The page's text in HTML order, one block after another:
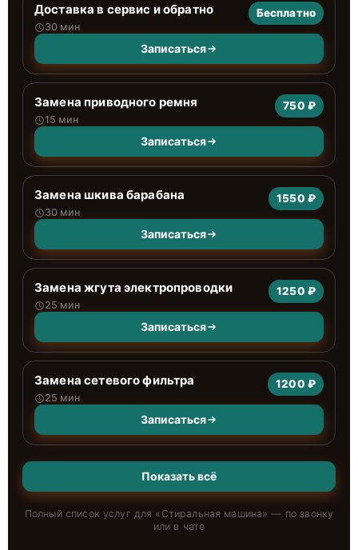
Доставка в сервис и обратно
30 мин
Бесплатно
Записаться
Замена приводного ремня
15 мин
750 ₽
Записаться
Замена шкива барабана
30 мин
1550 ₽
Записаться
Замена жгута электропроводки
25 мин
1250 ₽
Записаться
Замена сетевого фильтра
25 мин
1200 ₽
Записаться
Показать всё
Полный список услуг для « Стиральная машина» — по звонку
или в чате